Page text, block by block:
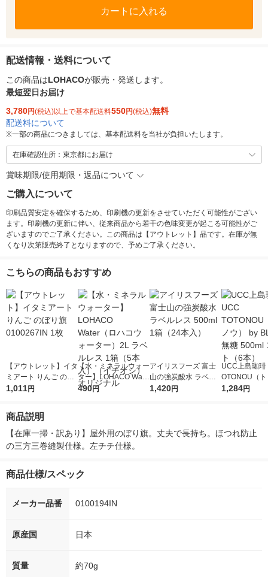
カートに入れる
配送情報・送料について
この商品はLOHACOが販売・発送します。
最短翌日お届け
3,780円(税込)以上で基本配送料550円(税込)無料
配送料について
※一部の商品につきましては、基本配送料を当社が負担いたします。
在庫確認住所：東京都にお届け
賞味期限/使用期限・返品について
ご購入について
印刷品質安定を確保するため、印刷機の更新をさせていただく可能性がござい
ます。印刷機の更新に伴い、従来商品から若干の色味変更が起こる可能性がご
ざいますのでご了承ください。この商品は【アウトレット】品です。在庫が無
くなり次第販売終了となりますので、予めご了承ください。
こちらの商品もおすすめ
【アウトレット】イタ
ミアート りんご のぼ
り旗 0100267IN 1枚
1,011円
【水・ミネラルウォー
ター】LOHACO Wate
r（ロハコウォータ
490円
アイリスフーズ 富士
山の強炭酸水 ラベル
レス 500ml 1箱（24
1,420円
UCC上島珈琲
OTONOU（
ウ） by
1,284円
商品説明
【在庫一掃・訳あり】屋外用のぼり旗。丈夫で長持ち。ほつれ防止
の三方三巻縫製仕様。左チチ仕様。
商品仕様/スペック
メーカー品番 0100194IN
原産国 日本
質量 約70g